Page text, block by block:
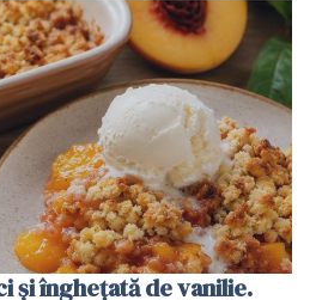
și înghețată de vanilie.